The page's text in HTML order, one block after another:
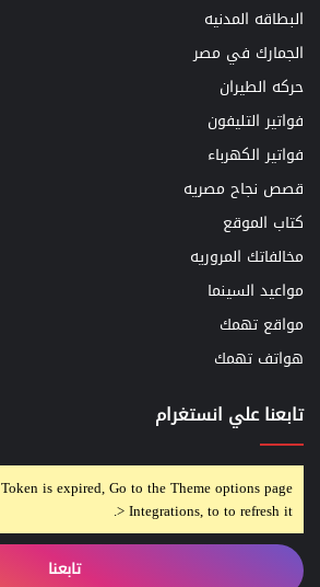
البطاقه المدنيه
الجمارك في مصر
حركه الطيران
فواتير التليفون
فواتير الكهرباء
قصص نجاح مصريه
كتاب الموقع
مخالفاتك المروريه
مواعيد السينما
مواقع تهمك
هواتف تهمك
تابعنا علي انستغرام
is expired, Go to the Theme options page
> Integrations, to to refresh it.
تابعنا